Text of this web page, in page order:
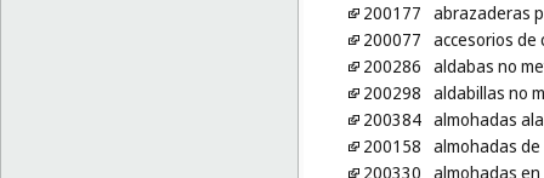
200177 abrazaderas
200077 accesorios de
200286 aldabas no
200298 aldabillas no
200384 almohadas
200158 almohadas
200330 almohadas